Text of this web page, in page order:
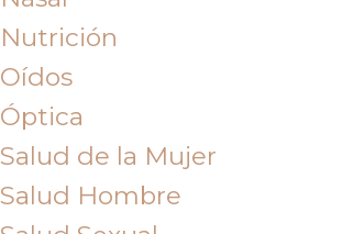
Nutrición
Oídos
Óptica
Salud de la Mujer
Salud Hombre